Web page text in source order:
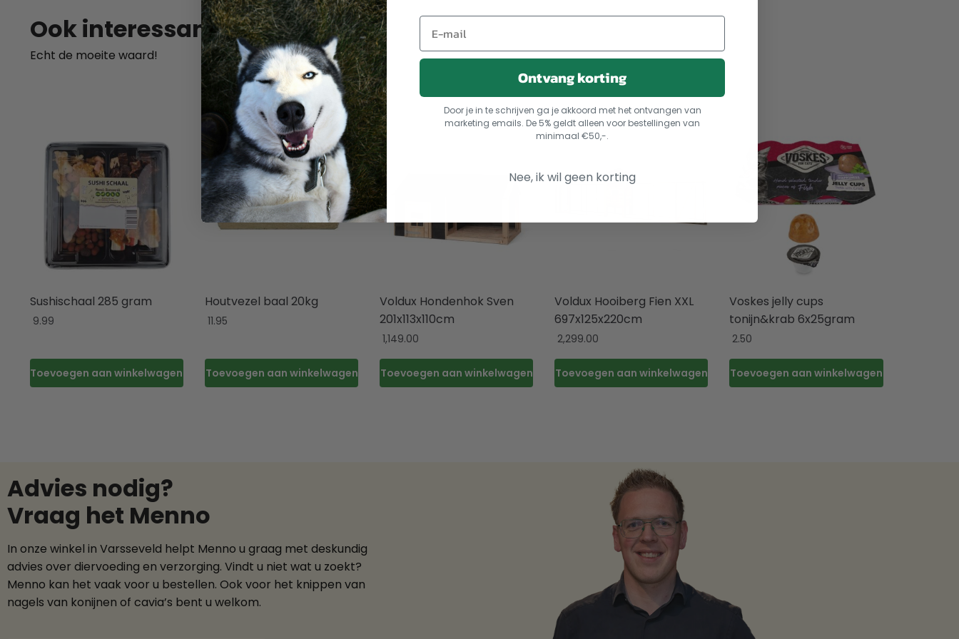
Ook interessant
Echt de moeite waard!
Sushischaal 285 gram
9.99
Toevoegen aan winkelwagen
Houtvezel baal 20kg
11.95
Toevoegen aan winkelwagen
Voldux Hondenhok Sven
201x113x110cm
1,149.00
Toevoegen aan winkelwagen
Voldux Hooiberg Fien XXL
697x125x220cm
2,299.00
Toevoegen aan winkelwagen
Voskes jelly cups
tonijn&krab 6x25gram
2.50
Toevoegen aan winkelwagen
Advies nodig?
Vraag het Menno
In onze winkel in Varsseveld helpt Menno u graag met deskundig
advies over diervoeding en verzorging. Vindt u niet wat u zoekt?
Menno kan het vaak voor u bestellen. Ook voor het knippen van
nagels van konijnen of cavia’s bent u welkom.
Ontvang korting
Door je in te schrijven ga je akkoord met het ontvangen van
marketing emails. De 5% geldt alleen voor bestellingen van
minimaal €50,-.
Nee, ik wil geen korting